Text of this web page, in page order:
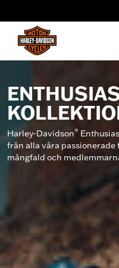
Harley-Davidson®
från alla våra
mångfald och